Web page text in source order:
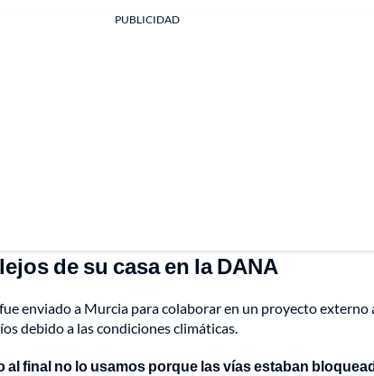
PUBLICIDAD
de su casa en la DANA
enviado a Murcia para colaborar en un proyecto externo
debido a las condiciones climáticas.
al final no lo usamos porque las vías estaban